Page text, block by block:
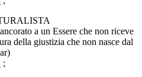
a un Essere che non riceve
della giustizia che non nasce dal
;